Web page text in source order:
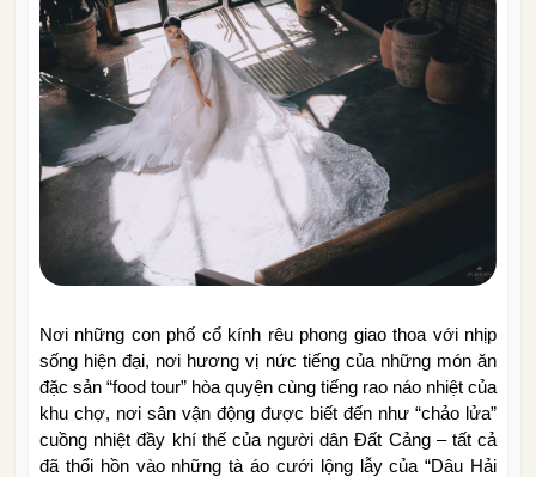
Nơi những con phố cổ kính rêu phong giao thoa với nhịp
sống hiện đại, nơi hương vị nức tiếng của những món ăn
đặc sản “food tour” hòa quyện cùng tiếng rao náo nhiệt của
khu chợ, nơi sân vận động được biết đến như “chảo lửa”
cuồng nhiệt đầy khí thế của người dân Đất Cảng – tất cả
đã thổi hồn vào những tà áo cưới lộng lẫy của “Dâu Hải